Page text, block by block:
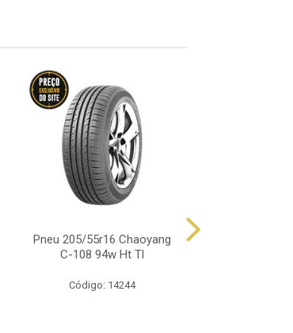
Pneu 205/55r16 Chaoyang
C-108 94w Ht Tl
Código: 14244